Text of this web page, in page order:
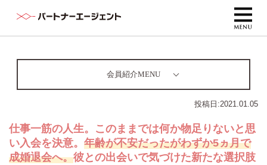
会員紹介MENU
投稿日:2021.01.05
仕事一筋の人生。このままでは何か物足りないと思
い入会を決意。 年齢が不安だったがわずか5ヵ月で
成婚退会へ。彼との出会いで気づけた新たな選択肢